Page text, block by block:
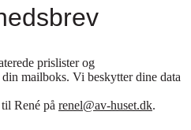
prislister og
mailboks. Vi beskytter dine data
René på renel@av-huset.dk.